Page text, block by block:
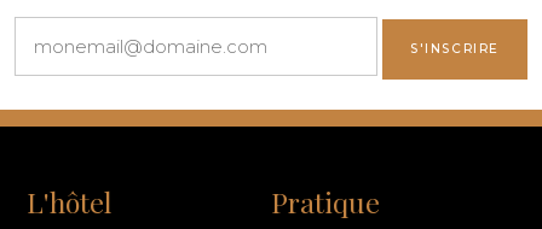
L'hôtel Pratique